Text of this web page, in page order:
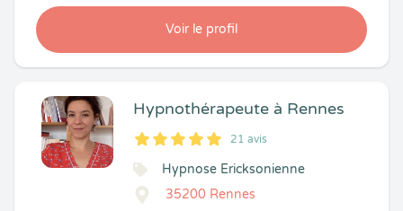
Voir le profil
Hypnothérapeute à Rennes
5
1
5
21 21 avis
Hypnose Ericksonienne
35200 Rennes